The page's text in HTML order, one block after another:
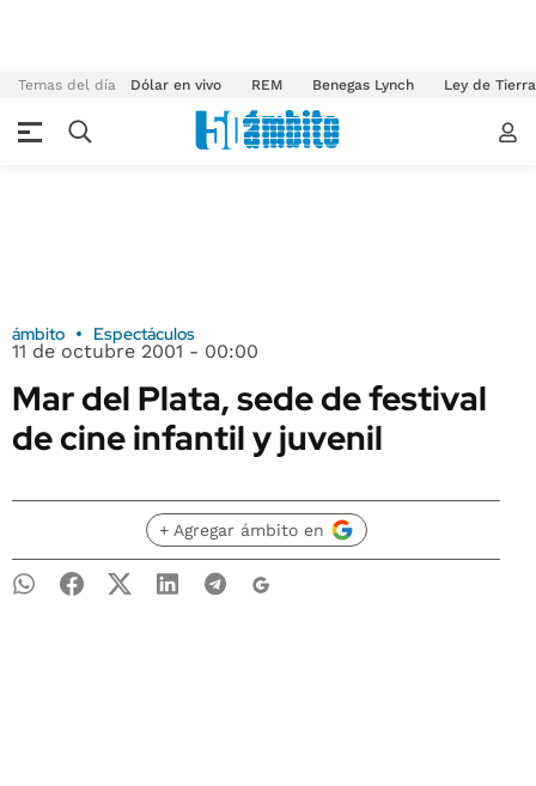
Temas del día Dólar en vivo REM Benegas Lynch Ley de
ámbito Espectáculos
11 de octubre 2001 - 00:00
Mar del Plata, sede de festival
de cine infantil y juvenil
+ Agregar ámbito en